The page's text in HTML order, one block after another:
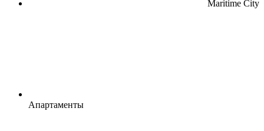
Maritime City
Апартаменты